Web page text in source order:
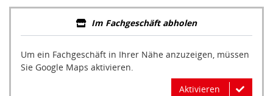
Im Fachgeschäft abholen
Um ein Fachgeschäft in Ihrer Nähe anzuzeigen, müssen
Sie Google Maps aktivieren.
Aktivieren